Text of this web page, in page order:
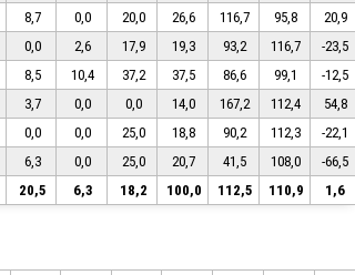
8,7 0,0 20,0 26,6 116,7 95,8
20,9
0,0 2,6 17,9 19,3 93,2 116,7
-23,5
8,5 10,4 37,2 37,5 86,6 99,1
-12,5
3,7 0,0 0,0 14,0 167,2 112,4
54,8
0,0 0,0 25,0 18,8 90,2 112,3
-22,1
6,3 0,0 25,0 20,7 41,5 108,0
-66,5
20,5 6,3 18,2 100,0 112,5 110,9 1,6